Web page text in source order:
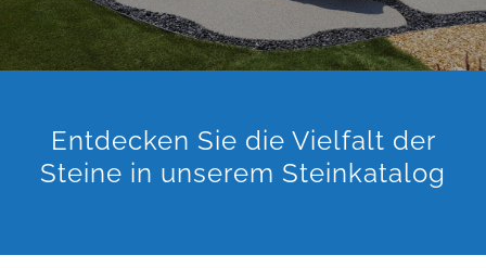
Entdecken Sie die Vielfalt der
Steine in unserem Steinkatalog